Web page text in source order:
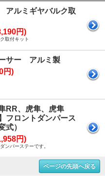
アルミギヤバルク取
円)
取付キット
サー アルミ製
円)
RR、虎隼、虎隼
フロントダンパース
式）
円)
ンパーステーです。
ページの先頭へ戻る